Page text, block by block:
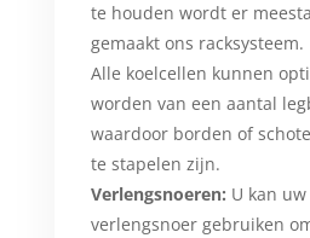
te houden wordt er
gemaakt ons racksysteem.
Alle koelcellen kunnen
worden van een aantal
waardoor borden of
te stapelen zijn.
Verlengsnoeren: U kan
verlengsnoer gebruiken